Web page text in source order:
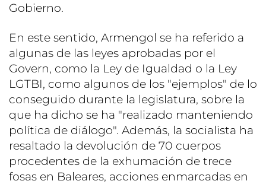
Gobierno.
En este sentido, Armengol se ha referido a
algunas de las leyes aprobadas por el
Govern, como la Ley de Igualdad o la Ley
LGTBI, como algunos de los "ejemplos" de lo
conseguido durante la legislatura, sobre la
que ha dicho se ha "realizado manteniendo
política de diálogo". Además, la socialista ha
resaltado la devolución de 70 cuerpos
procedentes de la exhumación de trece
fosas en Baleares, acciones enmarcadas en